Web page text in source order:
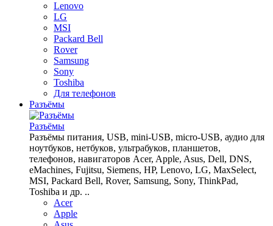
Lenovo
LG
MSI
Packard Bell
Rover
Samsung
Sony
Toshiba
Для телефонов
Разъёмы
Разъёмы
Разъёмы питания, USB, mini-USB, micro-USB, аудио для
ноутбуков, нетбуков, ультрабуков, планшетов,
телефонов, навигаторов Acer, Apple, Asus, Dell, DNS,
eMachines, Fujitsu, Siemens, HP, Lenovo, LG, MaxSelect,
MSI, Packard Bell, Rover, Samsung, Sony, ThinkPad,
Toshiba и др. ..
Acer
Apple